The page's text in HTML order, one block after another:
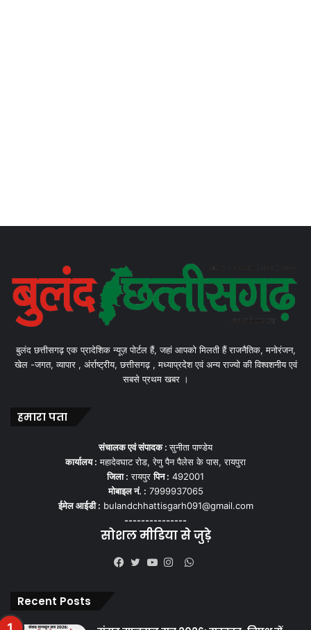
बुलंद छत्तीसगढ़ एक प्रादेशिक न्यूज़ पोर्टल हैं, जहां आपको मिलती हैं राजनैतिक, मनोरंजन,
खेल -जगत, व्यापार , अंर्राष्ट्रीय, छत्तीसगढ़ , मध्याप्रदेश एवं अन्य राज्यो की विश्वशनीय एवं
सबसे प्रथम खबर ।
हमारा पता
संचालक एवं संपादक :सुनीता पाण्डेय
कार्यालय : महादेवघाट रोड, रेणु पैन पैलेस के पास, रायपुरा
जिला : रायपुरपिन : 492001
मोबाइल नं. : 7999937065
ईमेल आईडी : bulandchhattisgarh091@gmail.com
---------------
सोशल मीडिया से जुड़े
WhatsApp
Recent Posts